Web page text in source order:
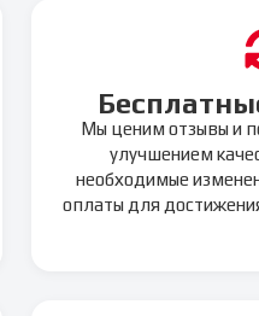
Мы ценим отзывы и
улучшением
необходимые
оплаты для